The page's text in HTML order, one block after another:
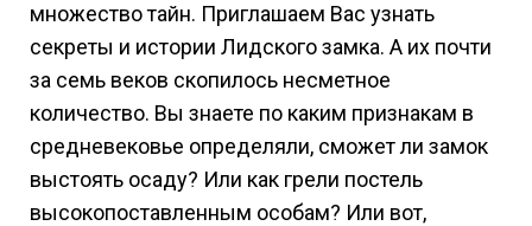
множество тайн. Приглашаем Вас узнать
секреты и истории Лидского замка. А их почти
за семь веков скопилось несметное
количество. Вы знаете по каким признакам в
средневековье определяли, сможет ли замок
выстоять осаду? Или как грели постель
высокопоставленным особам? Или вот,